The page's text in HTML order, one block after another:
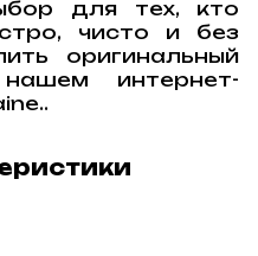
для тех, кто
чисто и без
оригинальный
интернет-
.